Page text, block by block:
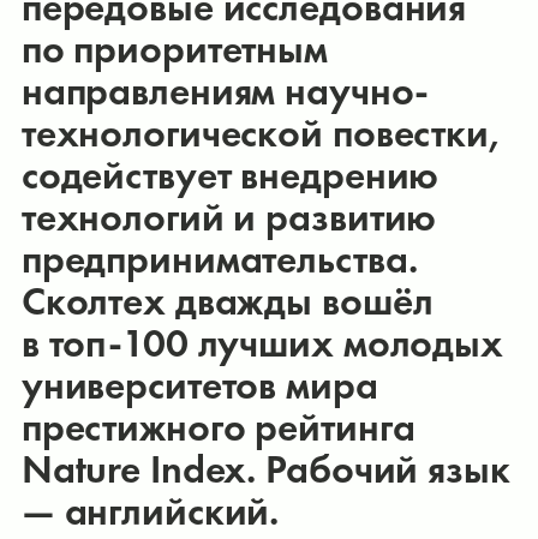
по приоритетным
направлениям научно-
технологической повестки,
содействует внедрению
технологий и развитию
предпринимательства.
Сколтех дважды вошёл
в топ-100 лучших молодых
университетов мира
престижного рейтинга
Nature Index. Рабочий язык
— английский.